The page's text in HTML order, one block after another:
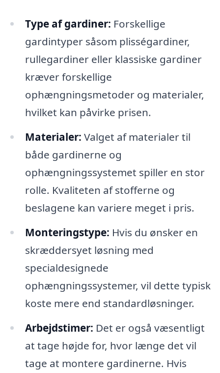
Type af gardiner: Forskellige
gardintyper såsom plisségardiner,
rullegardiner eller klassiske gardiner
kræver forskellige
ophængningsmetoder og materialer,
hvilket kan påvirke prisen.
Materialer: Valget af materialer til
både gardinerne og
ophængningssystemet spiller en stor
rolle. Kvaliteten af stofferne og
beslagene kan variere meget i pris.
Monteringstype: Hvis du ønsker en
skræddersyet løsning med
specialdesignede
ophængningssystemer, vil dette typisk
koste mere end standardløsninger.
Arbejdstimer: Det er også væsentligt
at tage højde for, hvor længe det vil
tage at montere gardinerne. Hvis